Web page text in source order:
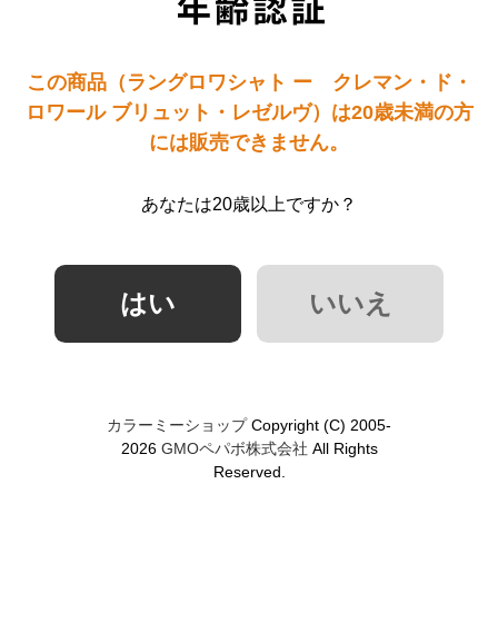
この商品（ラングロワシャト ー クレマン・ド・
ロワール ブリュット・レゼルヴ）は20歳未満の方
には販売できません。
あなたは20歳以上ですか？
カラーミーショップCopyright (C) 2005-
2026 GMOペパボ株式会社 All Rights
Reserved.